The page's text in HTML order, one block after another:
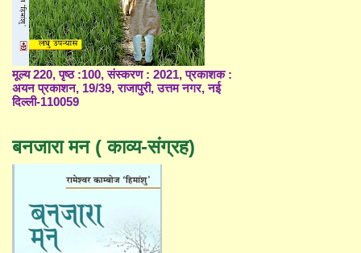
मूल्य 220, पृष्ठ :100, संस्करण : 2021, प्रकाशक :
अयन प्रकाशन, 19/39, राजापुरी, उत्तम नगर, नई
दिल्ली-110059
बनजारा मन ( काव्य-संग्रह)